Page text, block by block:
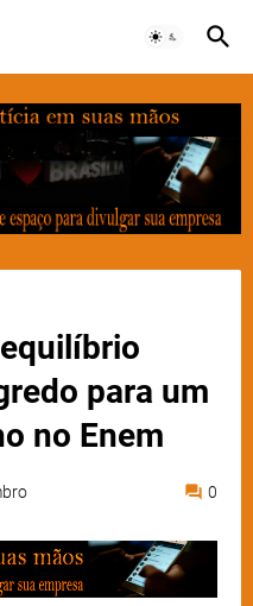
para um
no Enem
0